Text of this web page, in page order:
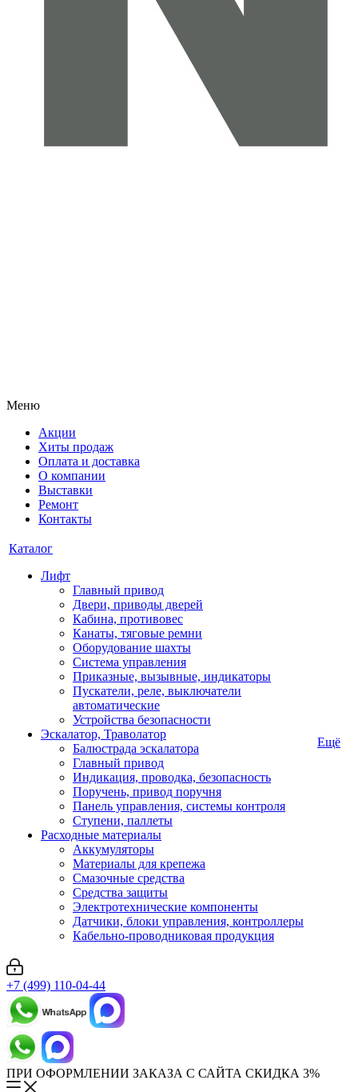
Меню
Акции
Хиты продаж
Оплата и доставка
О компании
Выставки
Ремонт
Контакты
Каталог
Лифт
Главный привод
Двери, приводы дверей
Кабина, противовес
Канаты, тяговые ремни
Оборудование шахты
Система управления
Приказные, вызывные, индикаторы
Пускатели, реле, выключатели
автоматические
Устройства безопасности
Эскалатор, Траволатор
Балюстрада эскалатора
Главный привод
Индикация, проводка, безопасность
Поручень, привод поручня
Панель управления, системы контроля
Ступени, паллеты
Расходные материалы
Аккумуляторы
Материалы для крепежа
Смазочные средства
Средства защиты
Электротехнические компоненты
Датчики, блоки управления, контроллеры
Кабельно-проводниковая продукция
Ещё
+7 (499) 110-04-44
ПРИ ОФОРМЛЕНИИ ЗАКАЗА С САЙТА СКИДКА 3%